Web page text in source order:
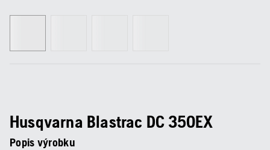
Husqvarna Blastrac DC 350EX
Popis výrobku